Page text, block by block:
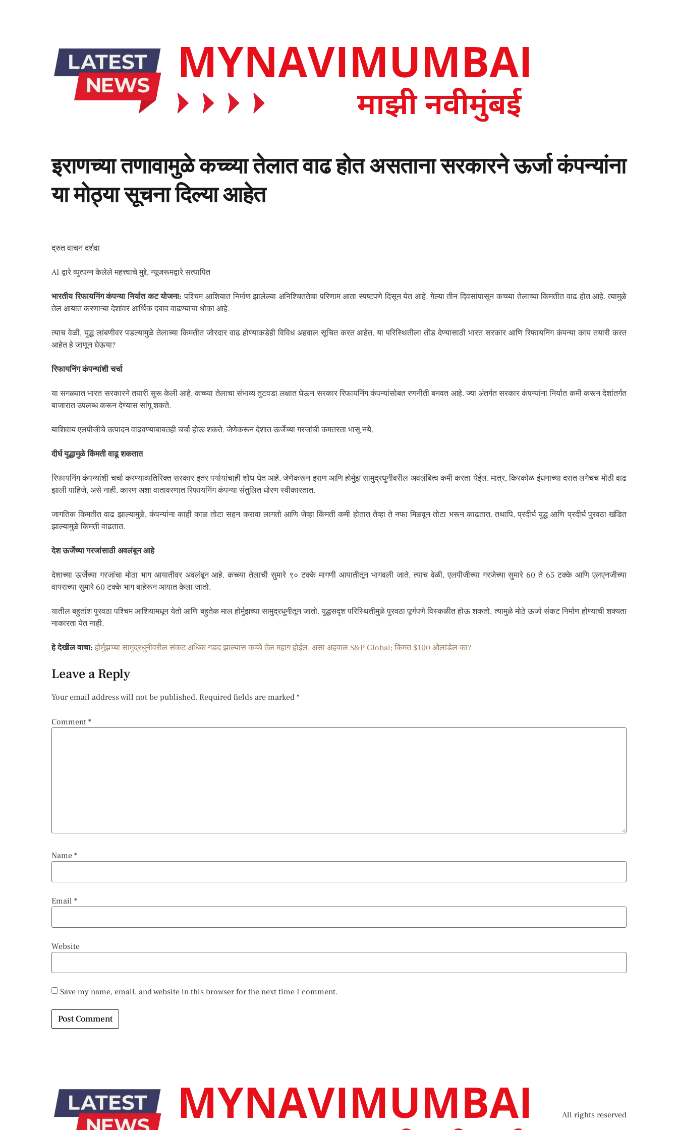
इराणच्या तणावामुळे कच्च्या तेलात वाढ होत असताना सरकारने ऊर्जा कंपन्यांना
या मोठ्या सूचना दिल्या आहेत
द्रुत वाचन दर्शवा
AI द्वारे व्युत्पन्न केलेले महत्त्वाचे मुद्दे, न्यूजरूमद्वारे सत्यापित
भारतीय रिफायनिंग कंपन्या निर्यात कट योजना: पश्चिम आशियात निर्माण झालेल्या अनिश्चिततेचा परिणाम आता स्पष्टपणे दिसून येत आहे. गेल्या तीन दिवसांपासून कच्च्या तेलाच्या किमतीत वाढ होत आहे. त्यामुळे
तेल आयात करणाऱ्या देशांवर आर्थिक दबाव वाढण्याचा धोका आहे.
त्याच वेळी, युद्ध लांबणीवर पडल्यामुळे तेलाच्या किमतीत जोरदार वाढ होण्याकडेही विविध अहवाल सूचित करत आहेत. या परिस्थितीला तोंड देण्यासाठी भारत सरकार आणि रिफायनिंग कंपन्या काय तयारी करत
आहेत हे जाणून घेऊया?
रिफायनिंग कंपन्यांशी चर्चा
या सगळ्यात भारत सरकारने तयारी सुरू केली आहे. कच्च्या तेलाचा संभाव्य तुटवडा लक्षात घेऊन सरकार रिफायनिंग कंपन्यांसोबत रणनीती बनवत आहे. ज्या अंतर्गत सरकार कंपन्यांना निर्यात कमी करून देशांतर्गत
बाजारात उपलब्ध करून देण्यास सांगू शकते.
याशिवाय एलपीजीचे उत्पादन वाढवण्याबाबतही चर्चा होऊ शकते. जेणेकरून देशात ऊर्जेच्या गरजांची कमतरता भासू नये.
दीर्घ युद्धामुळे किंमती वाढू शकतात
रिफायनिंग कंपन्यांशी चर्चा करण्याव्यतिरिक्त सरकार इतर पर्यायांचाही शोध घेत आहे. जेणेकरून इराण आणि होर्मुझ सामुद्रधुनीवरील अवलंबित्व कमी करता येईल. मात्र, किरकोळ इंधनाच्या दरात लगेचच मोठी वाढ
झाली पाहिजे, असे नाही. कारण अशा वातावरणात रिफायनिंग कंपन्या संतुलित धोरण स्वीकारतात.
जागतिक किमतीत वाढ झाल्यामुळे, कंपन्यांना काही काळ तोटा सहन करावा लागतो आणि जेव्हा किंमती कमी होतात तेव्हा ते नफा मिळवून तोटा भरून काढतात. तथापि, प्रदीर्घ युद्ध आणि प्रदीर्घ पुरवठा खंडित
झाल्यामुळे किमती वाढतात.
देश ऊर्जेच्या गरजांसाठी अवलंबून आहे
देशाच्या ऊर्जेच्या गरजांचा मोठा भाग आयातीवर अवलंबून आहे. कच्च्या तेलाची सुमारे ९० टक्के मागणी आयातीतून भागवली जाते. त्याच वेळी, एलपीजीच्या गरजेच्या सुमारे 60 ते 65 टक्के आणि एलएनजीच्या
वापराच्या सुमारे 60 टक्के भाग बाहेरून आयात केला जातो.
यातील बहुतांश पुरवठा पश्चिम आशियामधून येतो आणि बहुतेक माल होर्मुझच्या सामुद्रधुनीतून जातो. युद्धसदृश परिस्थितीमुळे पुरवठा पूर्णपणे विस्कळीत होऊ शकतो. त्यामुळे मोठे ऊर्जा संकट निर्माण होण्याची शक्यता
नाकारता येत नाही.
हे देखील वाचा: होर्मुझच्या सामुद्रधुनीवरील संकट अधिक गडद झाल्यास कच्चे तेल महाग होईल, असा अहवाल S&P Global; किंमत $100 ओलांडेल का?
Leave a Reply
Your email address will not be published. Required fields are marked *
Comment *
Name *
Email *
Website
Save my name, email, and website in this browser for the next time I comment.
All rights reserved